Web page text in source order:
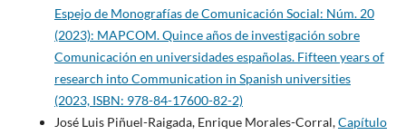
Espejo de Monografías de Comunicación Social: Núm. 20
(2023): MAPCOM. Quince años de investigación sobre
Comunicación en universidades españolas. Fifteen years of
research into Communication in Spanish universities
(2023, ISBN: 978-84-17600-82-2)
José Luis Piñuel-Raigada, Enrique Morales-Corral,Capítulo